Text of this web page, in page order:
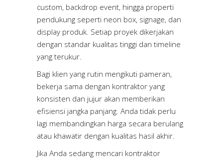
custom, backdrop event, hingga properti
pendukung seperti neon box, signage, dan
display produk. Setiap proyek dikerjakan
dengan standar kualitas tinggi dan timeline
yang terukur.
Bagi klien yang rutin mengikuti pameran,
bekerja sama dengan kontraktor yang
konsisten dan jujur akan memberikan
efisiensi jangka panjang. Anda tidak perlu
lagi membandingkan harga secara berulang
atau khawatir dengan kualitas hasil akhir.
Jika Anda sedang mencari kontraktor